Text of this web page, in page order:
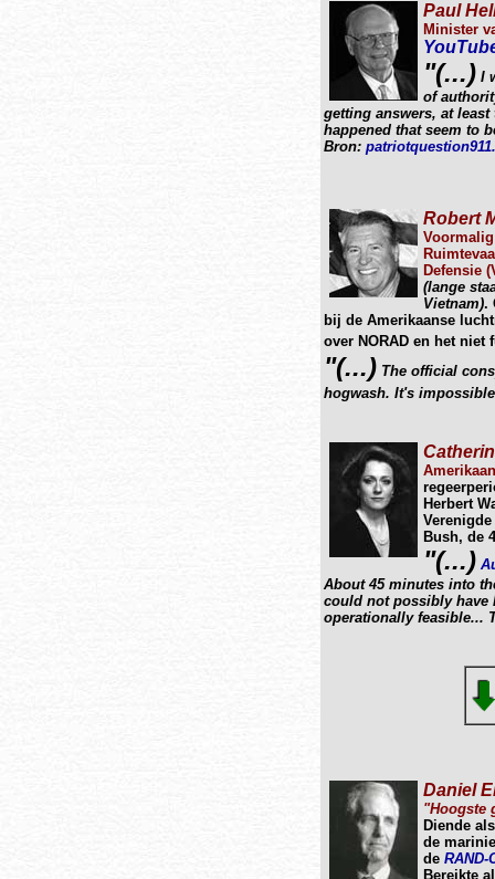
Paul
Minister
"(...) I
of
getting answers, at
happened that seem to
Bron:
Robert
Defensie
(lange
Vietnam).
bij de Amerikaanse
over NORAD en het niet
"(...)The official
hogwash. It's
Herbert
Bush, de
"(...)
About 45 minutes into
could not possibly have
operationally feasible...
Daniel
"Hoogste
Diende
de
de RAND-
Bereikte